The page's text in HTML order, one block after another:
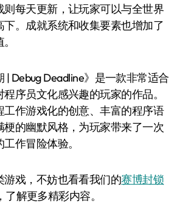
则每天更新，让玩家可以与全世界
下。成就系统和收集要素也增加了
| Debug Deadline》是一款非常适合
序员文化感兴趣的玩家的作品。
工作游戏化的创意、丰富的程序语
梗的幽默风格，为玩家带来了一次
作冒险体验。
游戏，不妨也看看我们的赛博封锁
，了解更多精彩内容。